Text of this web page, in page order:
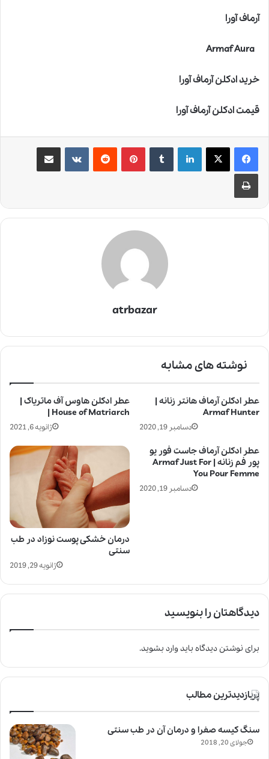
آرماف آورا
خرید ادکلن آرماف آورا
قیمت ادکلن آرماف آورا
لینکدین ‫تامبلر ‫پین‌ترست‫رددیت ‫VKontakteاشتراک گذاری از طریق ایمیل
چاپ
atrbazar
نوشته های مشابه
عطر ادکلن هاوس آف ماتریاک |
House of Matriarch |
ژانویه 6, 2021
عطر ادکلن آرماف هانتر زنانه |
Armaf Hunter
دسامبر 19, 2020
درمان خشکی پوست نوزاد در طب
سنتی
ژانویه 29, 2019
عطر ادکلن آرماف جاست فور یو
پور فم زنانه | Armaf Just For
You Pour Femme
دسامبر 19, 2020
دیدگاهتان را بنویسید
برای نوشتن دیدگاه بایدوارد بشوید.
پربازدیدترین مطالب
سنگ کیسه صفرا و درمان آن در طب سنتی
جولای 20, 2018